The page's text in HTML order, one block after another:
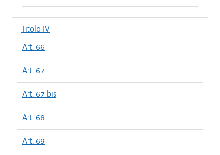
Titolo IV
Art. 66
Art. 67
Art. 67 bis
Art. 68
Art. 69